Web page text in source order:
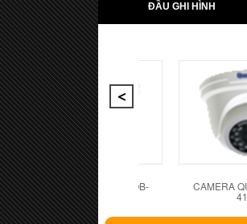
ĐẦU GHI HÌNH
CAMERA QUESTEK QOB-
4162D
CAMERA